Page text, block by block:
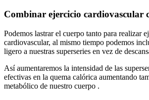
Combinar ejercicio cardiovascular
Podemos lastrar el cuerpo tanto para realizar
cardiovascular, al mismo tiempo podemos
ligero a nuestras superseries en vez de
Así aumentaremos la intensidad de las
efectivas en la quema calórica aumentando
metabólico de nuestro cuerpo .